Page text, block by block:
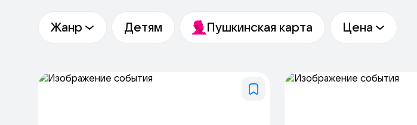
Жанр Детям Пушкинская карта Цена